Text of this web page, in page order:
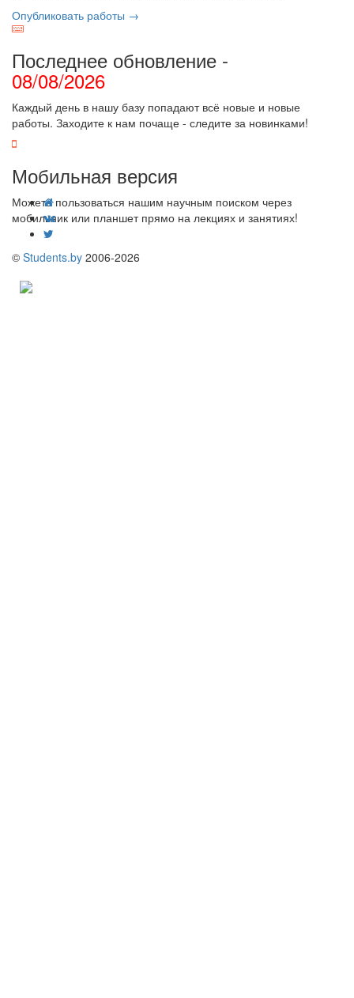
Опубликовать работы →
Последнее обновление -
08/08/2026
Каждый день в нашу базу попадают всё новые и новые
работы. Заходите к нам почаще - следите за новинками!
Мобильная версия
Можете пользоваться нашим научным поиском через
мобильник или планшет прямо на лекциях и занятиях!
© Students.by 2006-2026